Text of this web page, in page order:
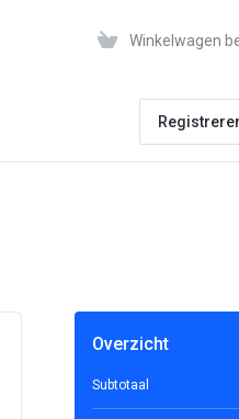
Winkelwagen
Overzicht
Subtotaal